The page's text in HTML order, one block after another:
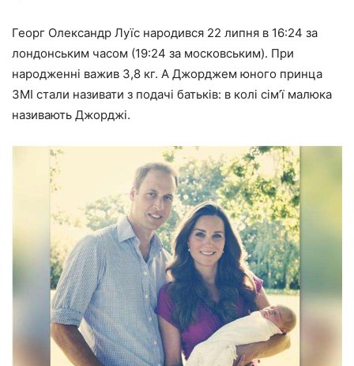
Георг Олександр Луїс народився 22 липня в 16:24 за
лондонським часом (19:24 за московським). При
народженні важив 3,8 кг. А Джорджем юного принца
ЗМІ стали називати з подачі батьків: в колі сім’ї малюка
називають Джорджі.